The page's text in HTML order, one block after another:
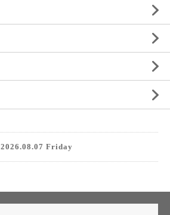
2026.08.07 Friday